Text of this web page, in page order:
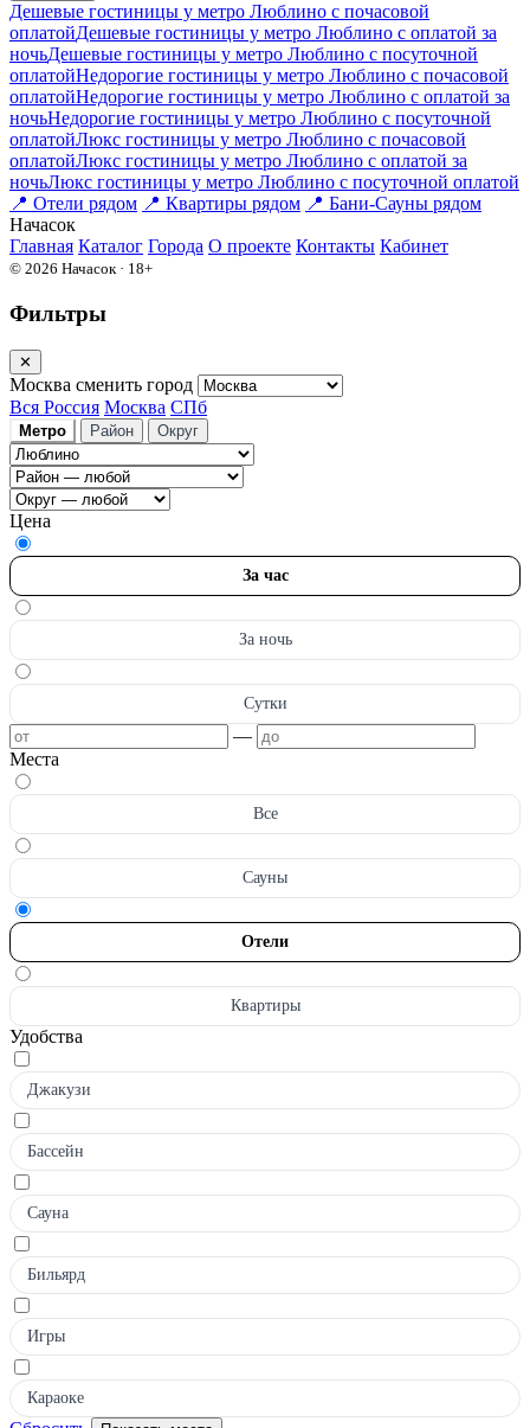
Дешевые гостиницы у метро Люблино c почасовой
оплатойДешевые гостиницы у метро Люблино с оплатой за
ночьДешевые гостиницы у метро Люблино c посуточной
оплатойНедорогие гостиницы у метро Люблино c почасовой
оплатойНедорогие гостиницы у метро Люблино с оплатой за
ночьНедорогие гостиницы у метро Люблино c посуточной
оплатойЛюкс гостиницы у метро Люблино c почасовой
оплатойЛюкс гостиницы у метро Люблино с оплатой за
ночьЛюкс гостиницы у метро Люблино c посуточной оплатой
📍 Отели рядом 📍 Квартиры рядом 📍 Бани-Сауны рядом
Начасок
Главная Каталог Города О проекте Контакты Кабинет
© 2026 Начасок · 18+
Фильтры
✕
Москва сменить город
Вся Россия Москва СПб
Метро Район Округ
Цена
За час
За ночь
Сутки
—
Места
Все
Сауны
Отели
Квартиры
Удобства
Джакузи
Бассейн
Сауна
Бильярд
Игры
Караоке